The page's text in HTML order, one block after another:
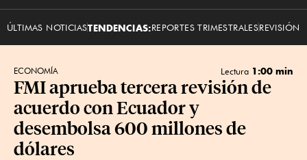
ÚLTIMAS NOTICIASTENDENCIAS:REPORTES TRIMESTRALESREVISIÓN
ECONOMÍA Lectura 1:00 min
FMI aprueba tercera revisión de
acuerdo con Ecuador y
desembolsa 600 millones de
dólares